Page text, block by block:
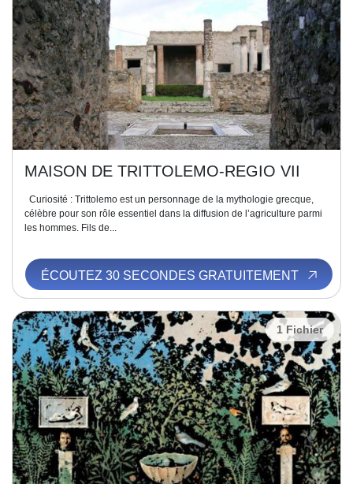
MAISON DE TRITTOLEMO-REGIO VII
Curiosité : Trittolemo est un personnage de la mythologie grecque,
célèbre pour son rôle essentiel dans la diffusion de l’agriculture parmi
les hommes. Fils de...
ÉCOUTEZ 30 SECONDES GRATUITEMENT
1 Fichier